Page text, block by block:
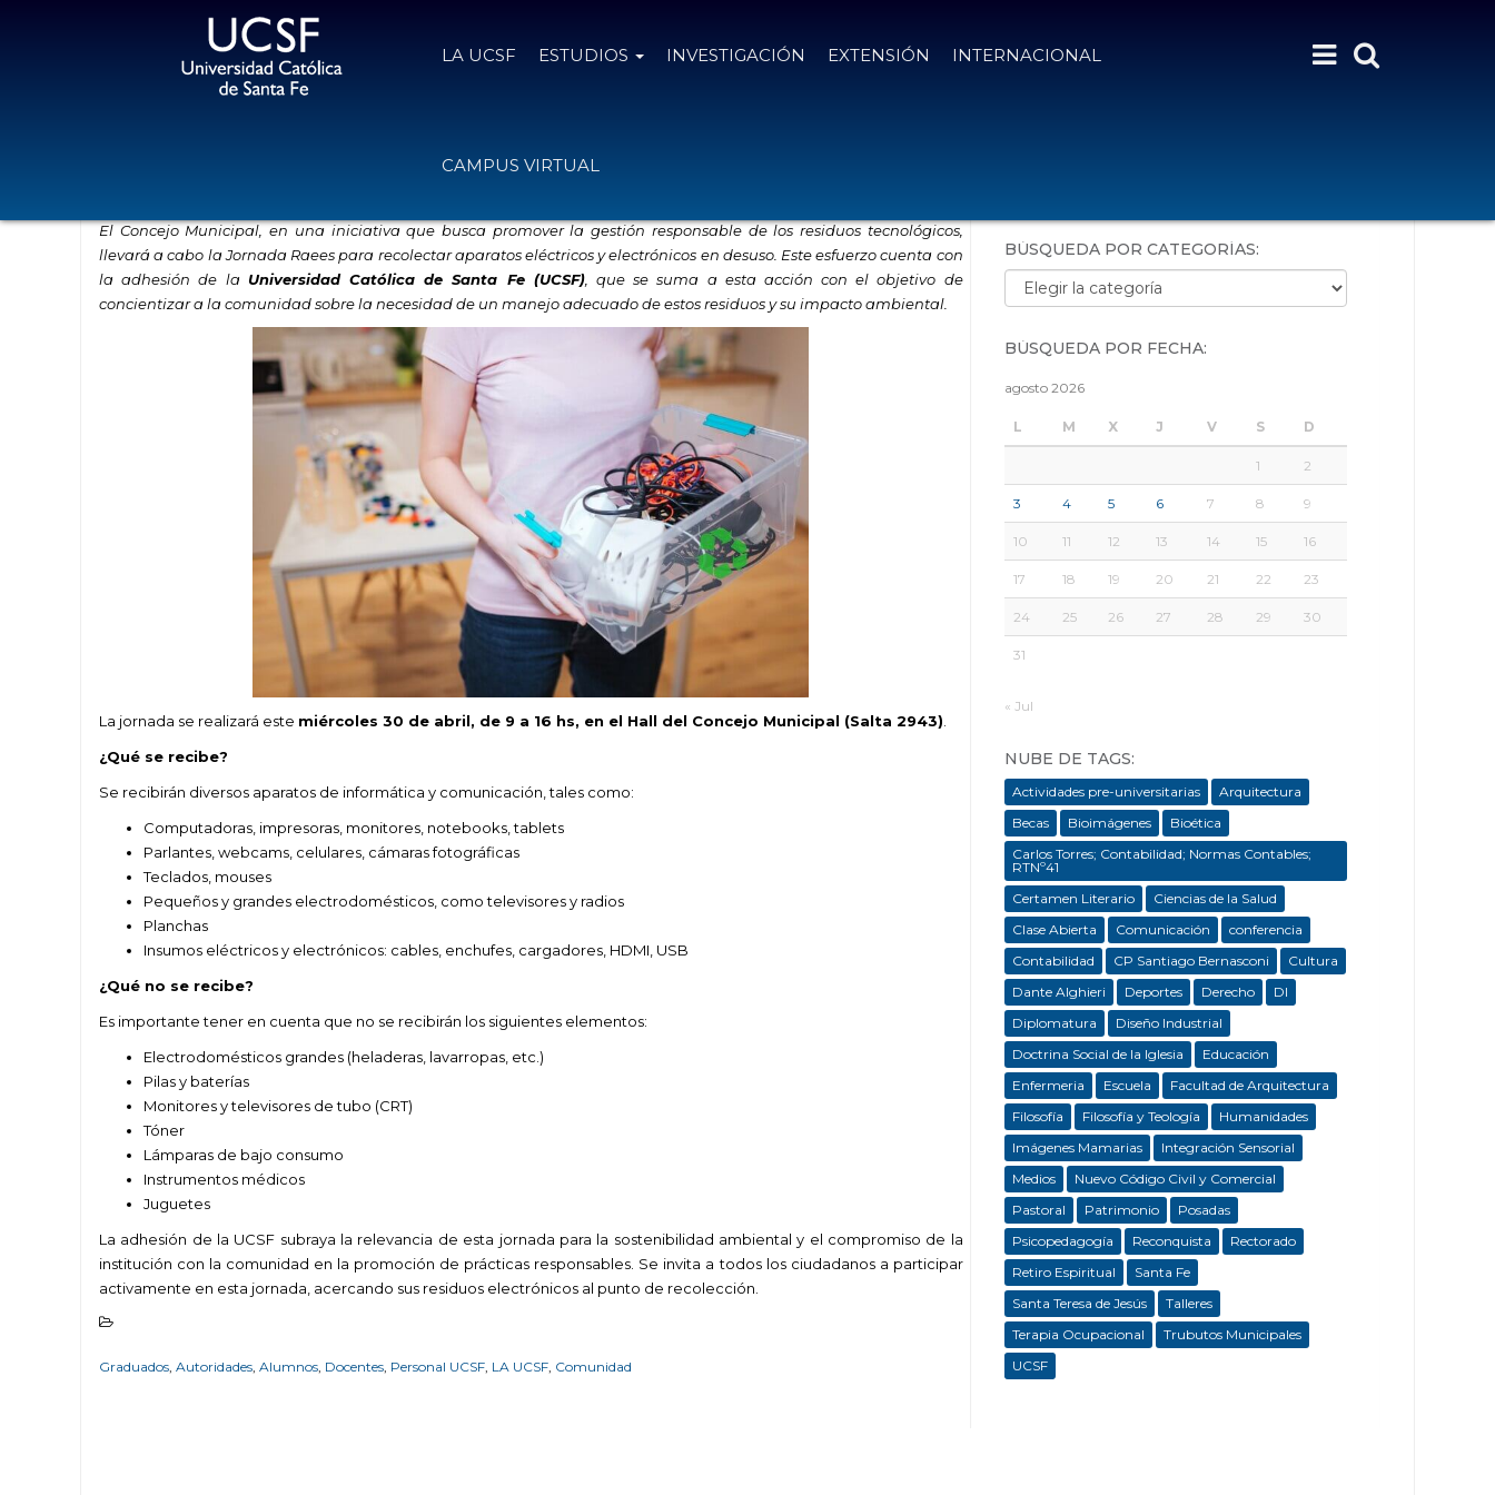
LA UCSF ESTUDIOS INVESTIGACIÓN EXTENSIÓN INTERNACIONAL
CAMPUS VIRTUAL
El Concejo Municipal, en una iniciativa que busca promover la gestión responsable de los residuos tecnológicos,
llevará a cabo la Jornada Raees para recolectar aparatos eléctricos y electrónicos en desuso. Este esfuerzo cuenta con
la adhesión de la Universidad Católica de Santa Fe (UCSF), que se suma a esta acción con el objetivo de
concientizar a la comunidad sobre la necesidad de un manejo adecuado de estos residuos y su impacto ambiental.
La jornada se realizará este miércoles 30 de abril, de 9 a 16 hs, en el Hall del Concejo Municipal (Salta 2943)
¿Qué se recibe?
Se recibirán diversos aparatos de informática y comunicación, tales como:
Computadoras, impresoras, monitores, notebooks, tablets
Parlantes, webcams, celulares, cámaras fotográficas
Teclados, mouses
Pequeños y grandes electrodomésticos, como televisores y radios
Planchas
Insumos eléctricos y electrónicos: cables, enchufes, cargadores, HDMI, USB
¿Qué no se recibe?
Es importante tener en cuenta que no se recibirán los siguientes elementos:
Electrodomésticos grandes (heladeras, lavarropas, etc.)
Pilas y baterías
Monitores y televisores de tubo (CRT)
Tóner
Lámparas de bajo consumo
Instrumentos médicos
Juguetes
La adhesión de la UCSF subraya la relevancia de esta jornada para la sostenibilidad ambiental y el compromiso de la
institución con la comunidad en la promoción de prácticas responsables. Se invita a todos los ciudadanos a participar
activamente en esta jornada, acercando sus residuos electrónicos al punto de recolección.
Graduados, Autoridades, Alumnos, Docentes, Personal UCSF, LA UCSF, Comunidad
BÚSQUEDA POR CATEGORÍAS:
Búsqueda por categorías:
BÚSQUEDA POR FECHA:
agosto 2026
L M X J V S D
1 2
3 4 5 6 7 8 9
10 11 12 13 14 15 16
17 18 19 20 21 22 23
24 25 26 27 28 29 30
31
« Jul
NUBE DE TAGS:
Actividades pre-universitarias
Arquitectura
Becas
Bioimágenes
Bioética
Carlos Torres; Contabilidad; Normas Contables;
RTNº41
Certamen Literario
Ciencias de la Salud
Clase Abierta
Comunicación
conferencia
Contabilidad
CP Santiago Bernasconi
Cultura
Dante Alghieri
Deportes Derecho
DI
Diplomatura
Diseño Industrial
Doctrina Social de la Iglesia
Educación
Enfermeria
Escuela
Facultad de Arquitectura
Filosofía
Filosofía y Teología
Humanidades
Imágenes Mamarias
Integración Sensorial
Medios
Nuevo Código Civil y Comercial
Pastoral
Patrimonio
Posadas
Psicopedagogía
Reconquista
Rectorado
Retiro Espiritual
Santa Fe
Santa Teresa de Jesús
Talleres
Terapia Ocupacional
Trubutos Municipales
UCSF